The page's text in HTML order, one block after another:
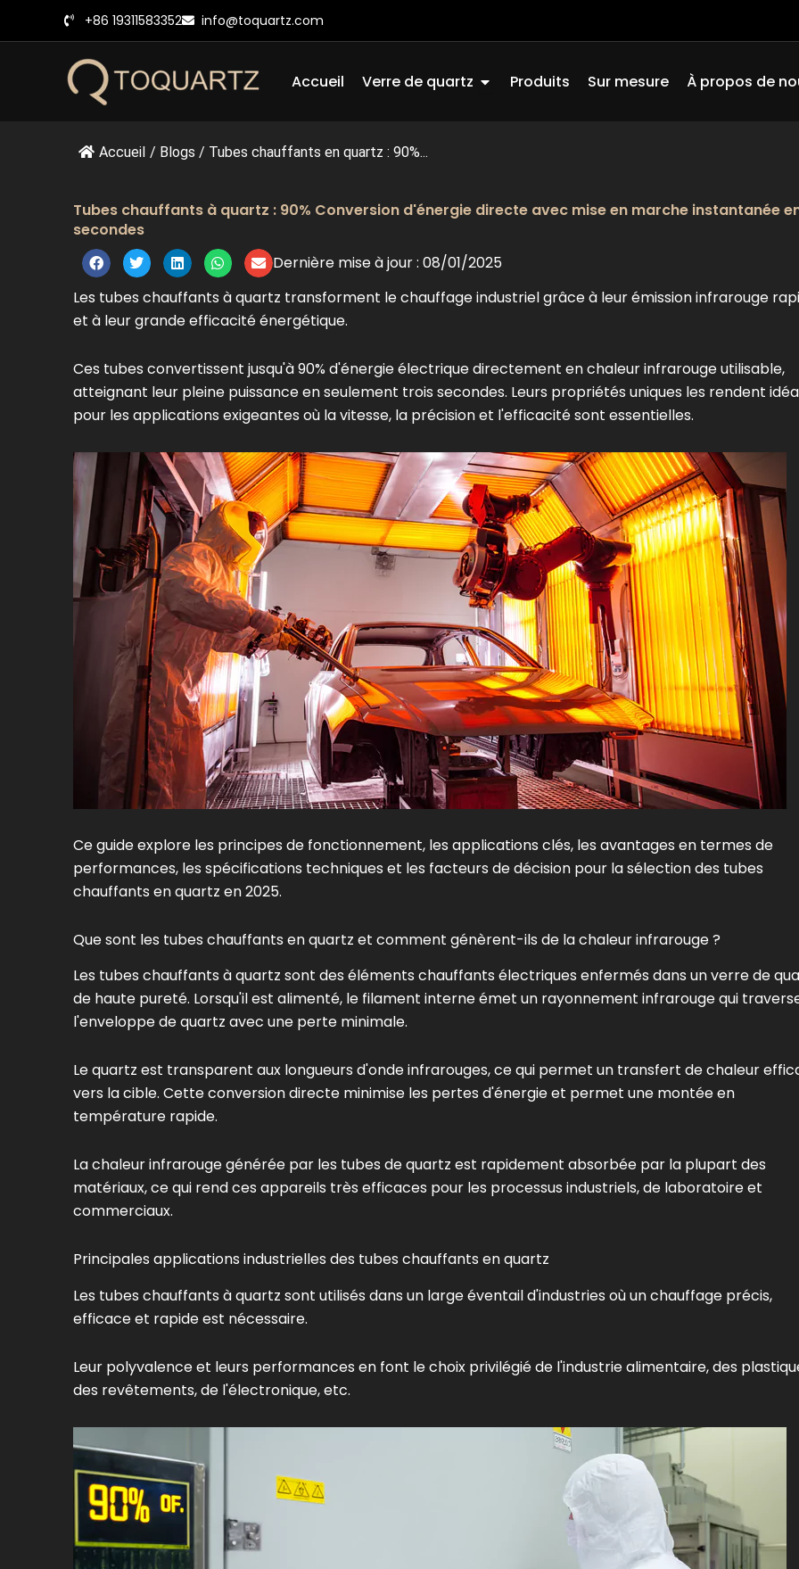
+86 19311583352 info@toquartz.com
Accueil Verre de quartz Ouvrir Quartz Glass
Produits Sur mesure À propos de
Accueil / Blogs / Tubes chauffants en quartz : 90%...
Tubes chauffants à quartz : 90% Conversion d'énergie directe avec mise en marche instantanée
secondes
Dernière mise à jour : 08/01/2025
Les tubes chauffants à quartz transforment le chauffage industriel grâce à leur émission infrarouge
et à leur grande efficacité énergétique.
Ces tubes convertissent jusqu'à 90% d'énergie électrique directement en chaleur infrarouge utilisable,
atteignant leur pleine puissance en seulement trois secondes. Leurs propriétés uniques les rendent
pour les applications exigeantes où la vitesse, la précision et l'efficacité sont essentielles.
Ce guide explore les principes de fonctionnement, les applications clés, les avantages en termes de
performances, les spécifications techniques et les facteurs de décision pour la sélection des tubes
chauffants en quartz en 2025.
Que sont les tubes chauffants en quartz et comment génèrent-ils de la chaleur infrarouge ?
Les tubes chauffants à quartz sont des éléments chauffants électriques enfermés dans un verre de
de haute pureté. Lorsqu'il est alimenté, le filament interne émet un rayonnement infrarouge qui
l'enveloppe de quartz avec une perte minimale.
Le quartz est transparent aux longueurs d'onde infrarouges, ce qui permet un transfert de chaleur
vers la cible. Cette conversion directe minimise les pertes d'énergie et permet une montée en
température rapide.
La chaleur infrarouge générée par les tubes de quartz est rapidement absorbée par la plupart des
matériaux, ce qui rend ces appareils très efficaces pour les processus industriels, de laboratoire et
commerciaux.
Principales applications industrielles des tubes chauffants en quartz
Les tubes chauffants à quartz sont utilisés dans un large éventail d'industries où un chauffage précis,
efficace et rapide est nécessaire.
Leur polyvalence et leurs performances en font le choix privilégié de l'industrie alimentaire, des
des revêtements, de l'électronique, etc.